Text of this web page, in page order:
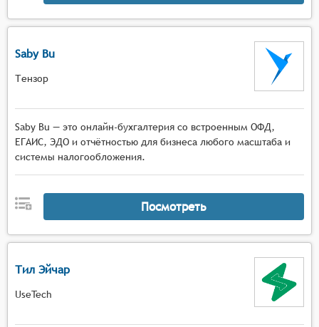
Saby Bu
Тензор
Saby Bu — это онлайн-бухгалтерия со встроенным ОФД,
ЕГАИС, ЭДО и отчётностью для бизнеса любого масштаба и
системы налогообложения.
Посмотреть
Тил Эйчар
UseTech